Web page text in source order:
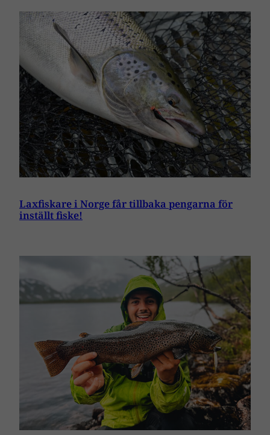
Laxfiskare i Norge får tillbaka pengarna för
inställt fiske!